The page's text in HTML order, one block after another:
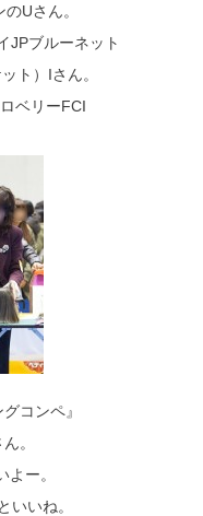
Uさん。
JPブルーネット
ト）Iさん。
ベリーFCI
コンペ』
。
ー。
いいね。